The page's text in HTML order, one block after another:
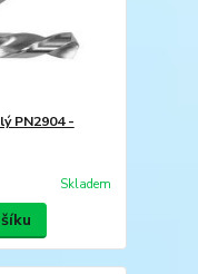
PN2904 -
Skladem